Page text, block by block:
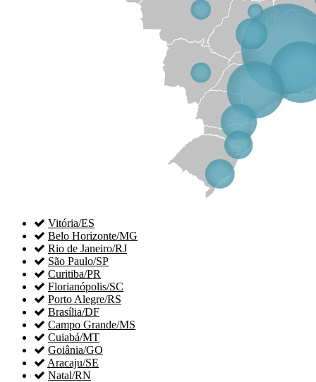
 Vitória/ES
 Belo Horizonte/MG
 Rio de Janeiro/RJ
 São Paulo/SP
 Curitiba/PR
 Florianópolis/SC
 Porto Alegre/RS
 Brasília/DF
 Campo Grande/MS
 Cuiabá/MT
 Goiânia/GO
 Aracaju/SE
 Natal/RN